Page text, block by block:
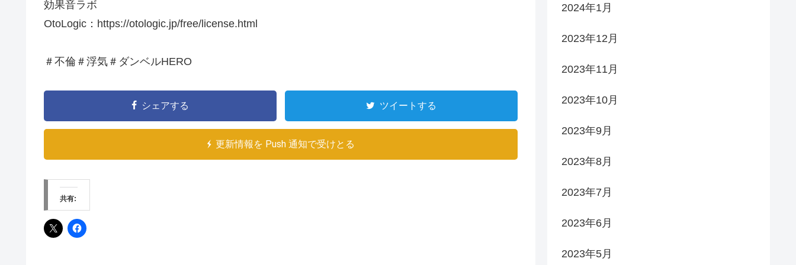
効果音ラボ
OtoLogic：https://otologic.jp/free/license.html​
＃不倫＃浮気＃ダンベルHERO
シェアする ツイートする
更新情報を Push 通知で受けとる
共有:
2024年1月
2023年12月
2023年11月
2023年10月
2023年9月
2023年8月
2023年7月
2023年6月
2023年5月